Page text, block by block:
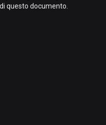
questo documento.